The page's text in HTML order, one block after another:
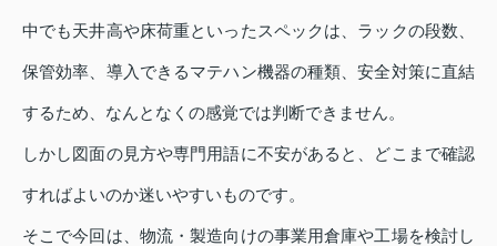
中でも天井高や床荷重といったスペックは、ラックの段数、
保管効率、導入できるマテハン機器の種類、安全対策に直結
するため、なんとなくの感覚では判断できません。
しかし図面の見方や専門用語に不安があると、どこまで確認
すればよいのか迷いやすいものです。
そこで今回は、物流・製造向けの事業用倉庫や工場を検討し